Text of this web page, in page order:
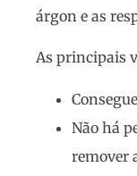
árgon e as
As principais
Não há
remover